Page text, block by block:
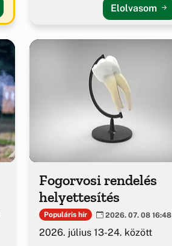
Elolvasom
Fogorvosi rendelés
helyettesítés
Populáris hír 2026. 07. 08 16:48
2026. július 13-24. között